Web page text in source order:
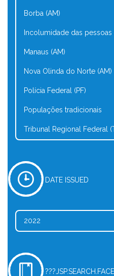
Borba (AM)
Incolumidade das pessoas
Manaus (AM)
Nova Olinda do Norte (AM)
Polícia Federal (PF)
Populações tradicionais
Tribunal Regional Federal
DATE ISSUED
2022